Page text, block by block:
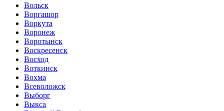
Вольск
Воргашор
Воркута
Воронеж
Воротынск
Воскресенск
Восход
Воткинск
Вохма
Всеволожск
Выборг
Выкса